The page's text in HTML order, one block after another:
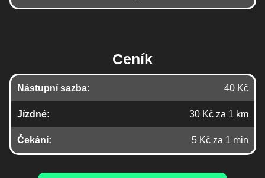
Ceník
Nástupní sazba: 40 Kč
Jízdné: 30 Kč za 1 km
Čekání: 5 Kč za 1 min